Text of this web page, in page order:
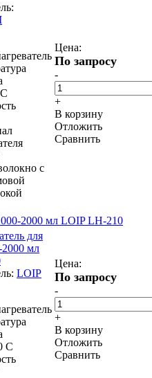
с
Цена:
По запросу
-
+
В корзину
Отложить
Сравнить
2000 мл LOIP LH-210
для
2000 мл
LOIP
С
Цена:
По запросу
-
+
В корзину
Отложить
Сравнить